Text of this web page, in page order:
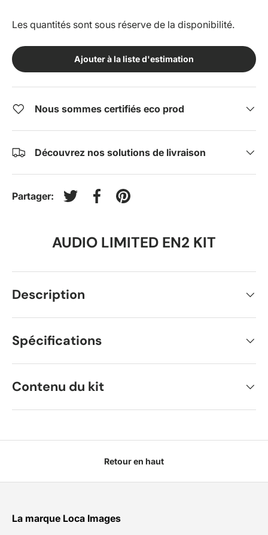
Les quantités sont sous réserve de la disponibilité.
Ajouter à la liste d'estimation
Nous sommes certifiés eco prod
Découvrez nos solutions de livraison
Partager:
Tweeter sur Twitter
Partager sur Facebook
Épingler sur Pinterest
AUDIO LIMITED EN2 KIT
Description
Spécifications
Contenu du kit
Retour en haut
La marque Loca Images